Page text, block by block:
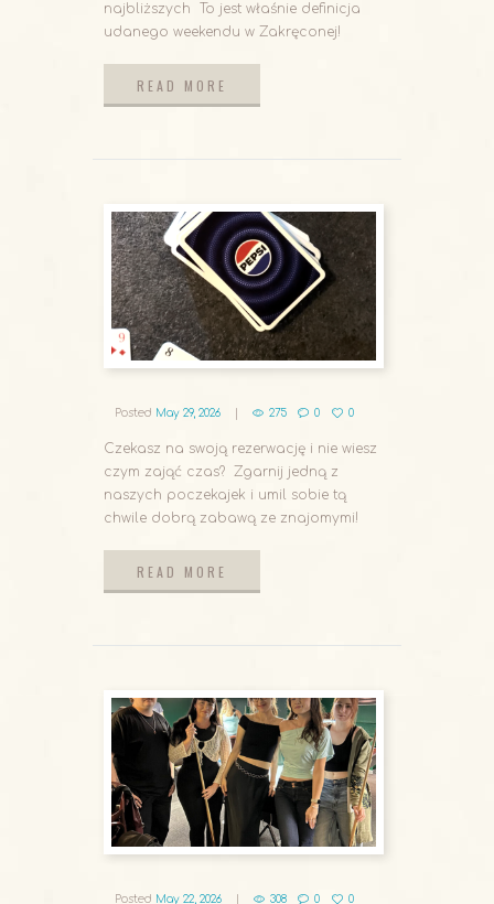
najbliższych To jest właśnie definicja
udanego weekendu w Zakręconej!
READ MORE
Posted May 29, 2026 275 0 0
Czekasz na swoją rezerwację i nie wiesz
czym zająć czas? Zgarnij jedną z
naszych poczekajek i umil sobie tą
chwile dobrą zabawą ze znajomymi!
READ MORE
Posted May 22, 2026 308 0 0